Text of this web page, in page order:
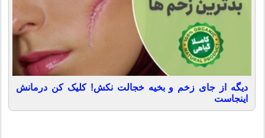
دیگه از جای زخم و بخیه خجالت نکش! کلیک کن درمانش
اینجاست